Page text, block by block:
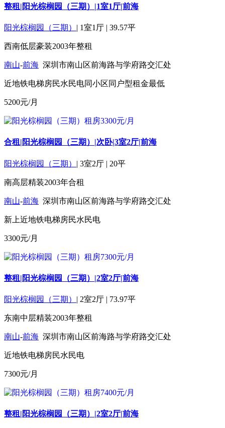
整租|阳光棕榈园（三期）|1室1厅|前海
阳光棕榈园（三期） | 1室1厅 | 39.57平
西南低层豪装2003年整租
南山-前海 深圳市南山区前海路与学府路交汇处
近地铁电梯房民水民电同小区同户型租金最低
5200元/月
合租|阳光棕榈园（三期）|次卧|3室2厅|前海
阳光棕榈园（三期） | 3室2厅 | 20平
南高层精装2003年合租
南山-前海 深圳市南山区前海路与学府路交汇处
新上近地铁电梯房民水民电
3300元/月
整租|阳光棕榈园（三期）|2室2厅|前海
阳光棕榈园（三期） | 2室2厅 | 73.97平
东南中层精装2003年整租
南山-前海 深圳市南山区前海路与学府路交汇处
近地铁电梯房民水民电
7300元/月
整租|阳光棕榈园（三期）|2室2厅|前海